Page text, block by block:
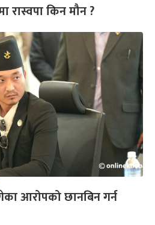
रास्वपा किन मौन ?
आरोपको छानबिन गर्न